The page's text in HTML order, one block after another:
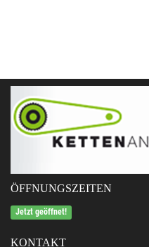
ÖFFNUNGSZEITEN
Jetzt geöffnet!
KONTAKT